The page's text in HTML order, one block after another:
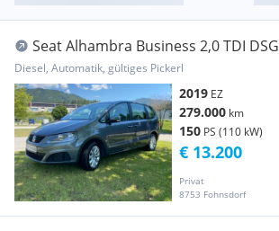
Seat Alhambra Business 2,0 TDI DSG
*Erstbesitz*
Diesel, Automatik, gültiges Pickerl
2019 EZ
279.000 km
150 PS (110 kW)
Privat
8753 Fohnsdorf
€ 13.200